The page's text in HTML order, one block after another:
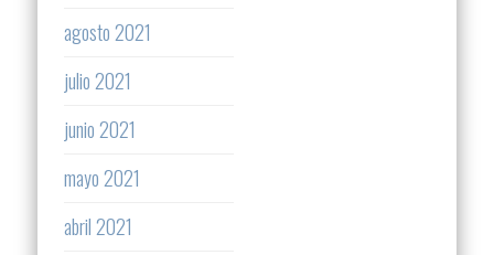
agosto 2021
julio 2021
junio 2021
mayo 2021
abril 2021